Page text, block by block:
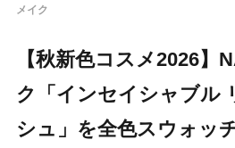
メイク
【秋新色コスメ2026】
ク「インセイシャブル
シュ」を全色スウォッ